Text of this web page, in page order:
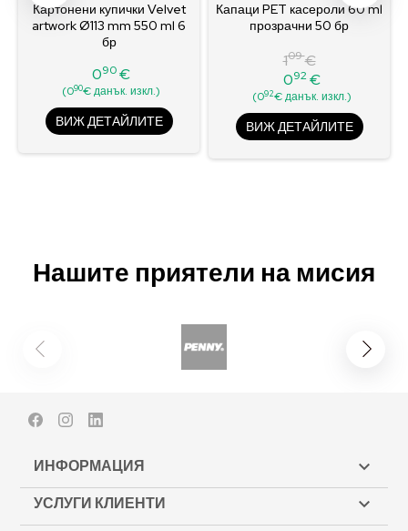
Картонени купички Velvet
artwork Ø113 mm 550 ml 6
бр
Цена
090€
(090€ данък. изкл.)
ВИЖ ДЕТАЙЛИТЕ
Капаци PET касероли 60 ml
прозрачни 50 бр
Редовна
цена
109€
Цена
092 €
(092€ данък. изкл.)
ВИЖ ДЕТАЙЛИТЕ
Нашите приятели на мисия
FacebookInstagram
ИНФОРМАЦИЯ 
УСЛУГИ КЛИЕНТИ 